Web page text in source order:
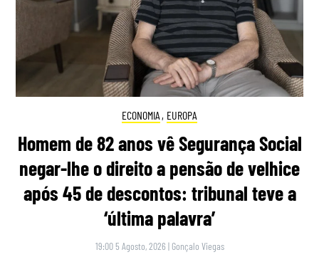
ECONOMIA , EUROPA
Homem de 82 anos vê Segurança Social
negar-lhe o direito a pensão de velhice
após 45 de descontos: tribunal teve a
‘última palavra’
19:00 5 Agosto, 2026 | Gonçalo Viegas